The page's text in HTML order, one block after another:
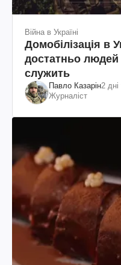
Війна в Україні
Домобілізація в
достатньо людей
служить
Павло Казарін2
Журналіст